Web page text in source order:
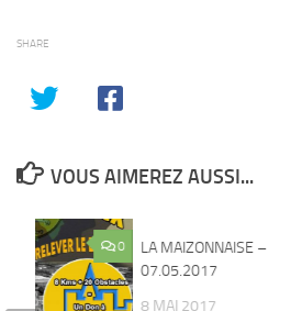
SHARE
VOUS AIMEREZ AUSSI...
LA MAIZONNAISE –
07.05.2017
8 MAI 2017
0